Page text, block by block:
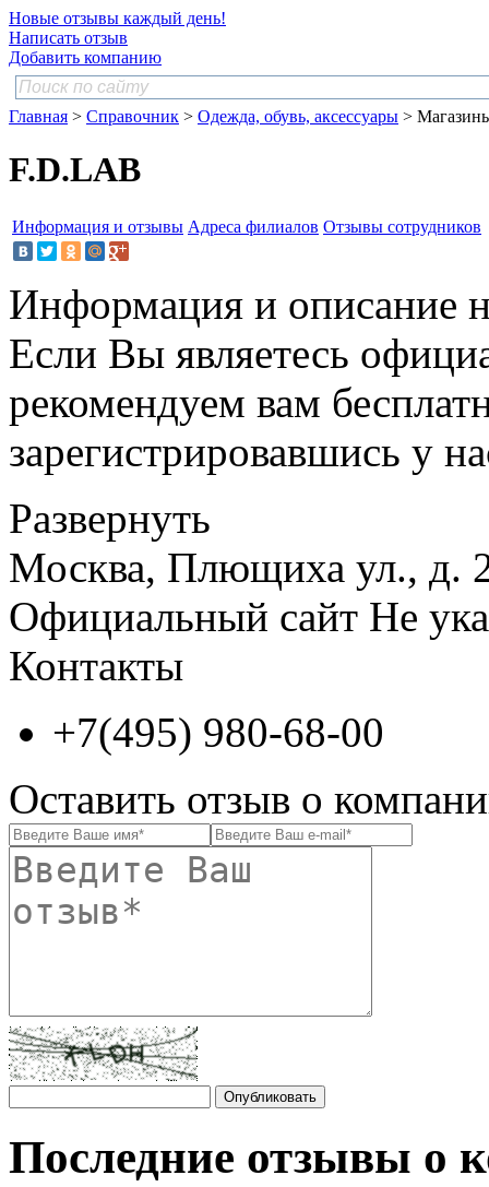
Новые отзывы каждый день!
Написать отзыв
Добавить компанию
Главная > Справочник > Одежда, обувь, аксессуары >
F.D.LAB
Информация и отзывы Адреса филиалов Отзывы сотрудников
Информация и описание
Если Вы являетесь
рекомендуем вам
зарегистрировавшись у
Развернуть
Москва, Плющиха ул., д.
Официальный сайт Не
Контакты
+7(495) 980-68-00
Оставить отзыв о
Последние отзывы о